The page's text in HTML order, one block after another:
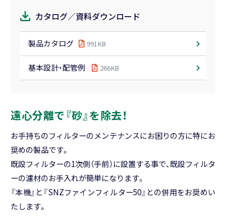
カタログ／資料ダウンロード
製品カタログ 991KB
基本設計・配管例 266KB
遠心分離で『砂』を除去！
お手持ちのフィルターのメンテナンスにお困りの方に特にお
奨めの製品です。
既設フィルターの1次側（手前）に設置する事で、既設フィルタ
ーの濾材のお手入れが簡単になります。
『本機』と『SNZファインフィルター50』との併用をお奨めい
たします。
果樹
芝生（ゴルフ場・グラウンドなど）
Close